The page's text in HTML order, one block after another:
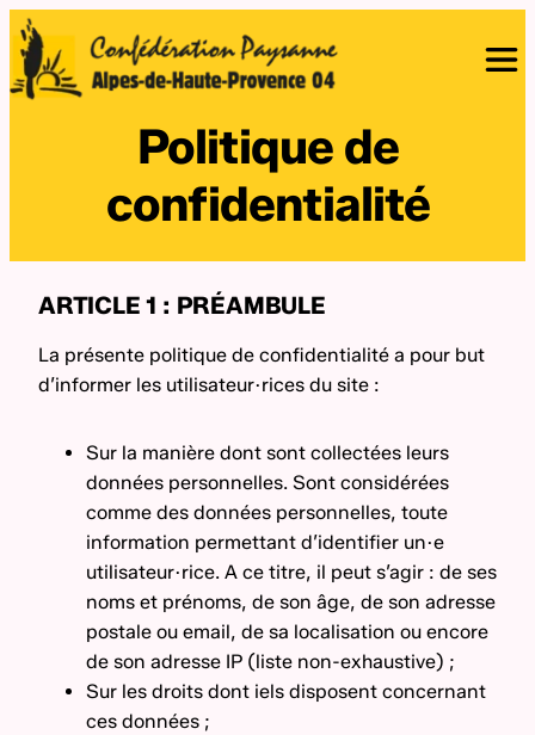
Politique de
confidentialité
ARTICLE 1 : PRÉAMBULE
La présente politique de confidentialité a pour but
d’informer les utilisateur·rices du site :
Sur la manière dont sont collectées leurs
données personnelles. Sont considérées
comme des données personnelles, toute
information permettant d’identifier un·e
utilisateur·rice. A ce titre, il peut s’agir : de ses
noms et prénoms, de son âge, de son adresse
postale ou email, de sa localisation ou encore
de son adresse IP (liste non-exhaustive) ;
Sur les droits dont iels disposent concernant
ces données ;